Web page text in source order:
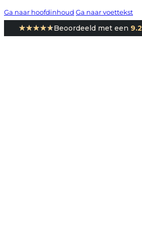
Ga naar hoofdinhoud Ga naar voettekst
★★★★★
★★★★★Beoordeeld met een 9.2